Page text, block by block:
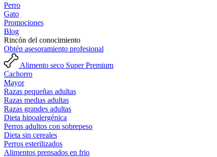
Perro
Gato
Promociones
Blog
Rincón del conocimiento
Obtén asesoramiento profesional
Alimento seco Super Premium
Cachorro
Mayor
Razas pequeñas adultas
Razas medias adultas
Razas grandes adultas
Dieta hipoalergénica
Perros adultos con sobrepeso
Dieta sin cereales
Perros esterilizados
Alimentos prensados en frio